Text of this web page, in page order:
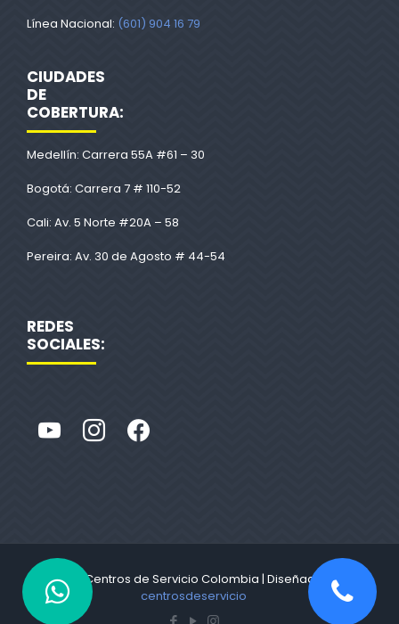
Línea Nacional: (601) 904 16 79
CIUDADES
DE
COBERTURA:
Medellín: Carrera 55A #61 – 30
Bogotá: Carrera 7 # 110-52
Cali: Av. 5 Norte #20A – 58
Pereira: Av. 30 de Agosto # 44-54
REDES
SOCIALES:
© 2022 Centros de Servicio Colombia | Diseñado por
centrosdeservicio